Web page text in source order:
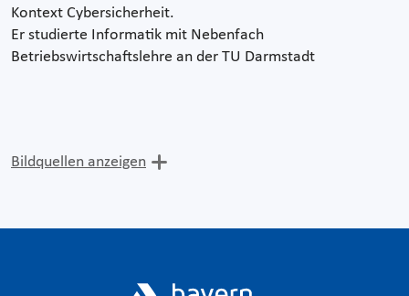
Kontext Cybersicherheit.
Er studierte Informatik mit Nebenfach
Betriebswirtschaftslehre an der TU Darmstadt
Bildquellen anzeigen